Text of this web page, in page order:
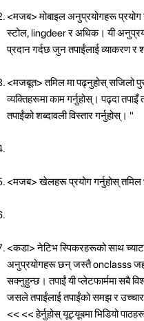
<मजब> मोबाइल अनुप्रयोगहरू प्रयोग
स्टोल, lingdeer र अधिक। यी
प्रदान गर्दछ जुन तपाईंलाई व्याकरण र
<मजबूत> तमिल मा पढ्नुहोस्सजिलो
व्यक्तिहरूमा काम गर्नुहोस्। पढ्दा
तपाईंको शब्दावली विस्तार गर्नुहोस्। "
<मजब> खेलहरू प्रयोग गर्नुहोस् तमिल
<कडा> नेटिभ स्पिकरहरूको साथ च्याट
अनुप्रयोगहरू छन् जस्तै onclasss जहाँ
सक्नुहुन्छ। तपाईं यी प्लेटफार्ममा सबै
जसले तपाईंलाई तपाईंको समझ र उच्चारण
<< << हेर्नुहोस् यूट्यूबमा भिडियो